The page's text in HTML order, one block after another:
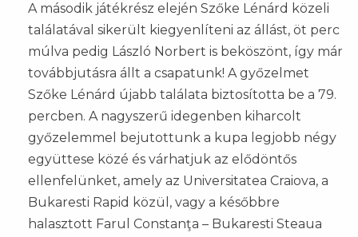
A második játékrész elején Szőke Lénárd közeli
találatával sikerült kiegyenlíteni az állást, öt perc
múlva pedig László Norbert is beköszönt, így már
továbbjutásra állt a csapatunk! A győzelmet
Szőke Lénárd újabb találata biztosította be a 79.
percben. A nagyszerű idegenben kiharcolt
győzelemmel bejutottunk a kupa legjobb négy
együttese közé és várhatjuk az elődöntős
ellenfelünket, amely az Universitatea Craiova, a
Bukaresti Rapid közül, vagy a későbbre
halasztott Farul Constanţa – Bukaresti Steaua